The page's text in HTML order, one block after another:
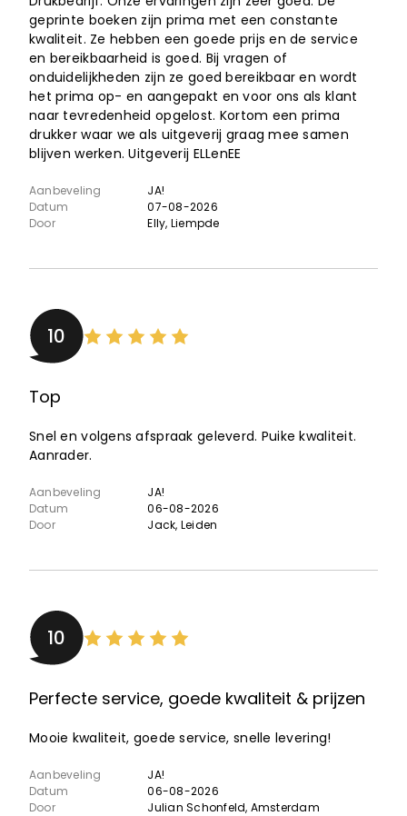
geprinte boeken zijn prima met een constante
kwaliteit. Ze hebben een goede prijs en de service
en bereikbaarheid is goed. Bij vragen of
onduidelijkheden zijn ze goed bereikbaar en wordt
het prima op- en aangepakt en voor ons als klant
naar tevredenheid opgelost. Kortom een prima
drukker waar we als uitgeverij graag mee samen
blijven werken. Uitgeverij ELLenEE
Aanbeveling
JA!
Datum
07-08-2026
Door
Elly, Liempde
10
Top
Snel en volgens afspraak geleverd. Puike kwaliteit.
Aanrader.
Aanbeveling
JA!
Datum
06-08-2026
Door
Jack, Leiden
10
Perfecte service, goede kwaliteit & prijzen
Mooie kwaliteit, goede service, snelle levering!
Aanbeveling
JA!
Datum
06-08-2026
Door
Julian Schonfeld, Amsterdam